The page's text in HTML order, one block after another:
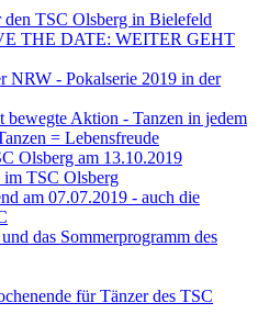
TSC Olsberg in Bielefeld
THE DATE: WEITER GEHT
NRW - Pokalserie 2019 in der
Aktion - Tanzen in jedem
= Lebensfreude
Olsberg am 13.10.2019
im TSC Olsberg
am 07.07.2019 - auch die
das Sommerprogramm des
für Tänzer des TSC